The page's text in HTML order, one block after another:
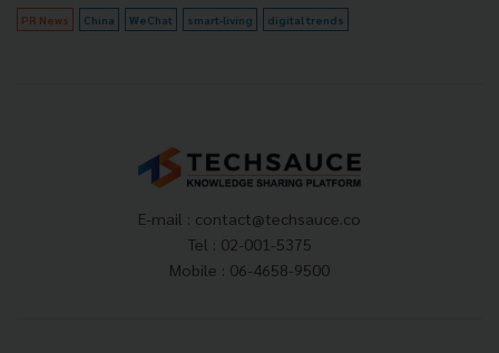
PR News China WeChat smart-living digital trends
E-mail : contact@techsauce.co
Tel : 02-001-5375
Mobile : 06-4658-9500